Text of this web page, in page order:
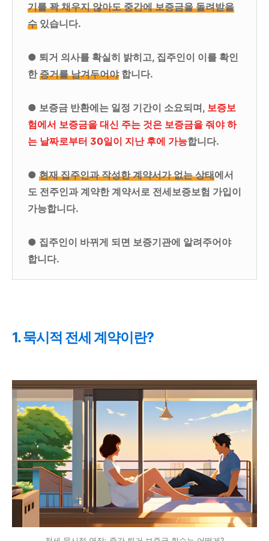
기를 꽉 채우지 않아도 중간에 보증금을 돌려받을
수 있습니다.
● 퇴거 의사를 확실히 밝히고, 집주인이 이를 확인
한증거를 남겨두어야합니다.
● 보증금 반환에는 일정 기간이 소요되며, 보증보
험에서 보증금을 대신 주는 것은 보증금을 줘야 하
는 날짜로부터 30일이 지난 후에 가능합니다.
● 현재 집주인과 작성한 계약서가 없는 상태에서
도 전주인과 계약한 계약서로 전세보증보험 가입이
가능합니다.
● 집주인이 바뀌게 되면 보증기관에 알려주어야
합니다.
1. 묵시적 전세 계약이란?